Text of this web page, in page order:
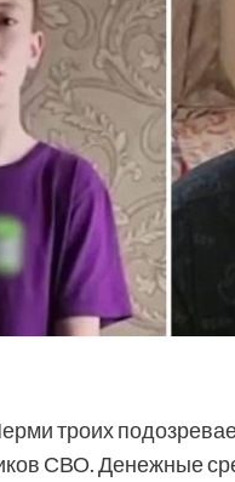
троих
СВО. Денежные